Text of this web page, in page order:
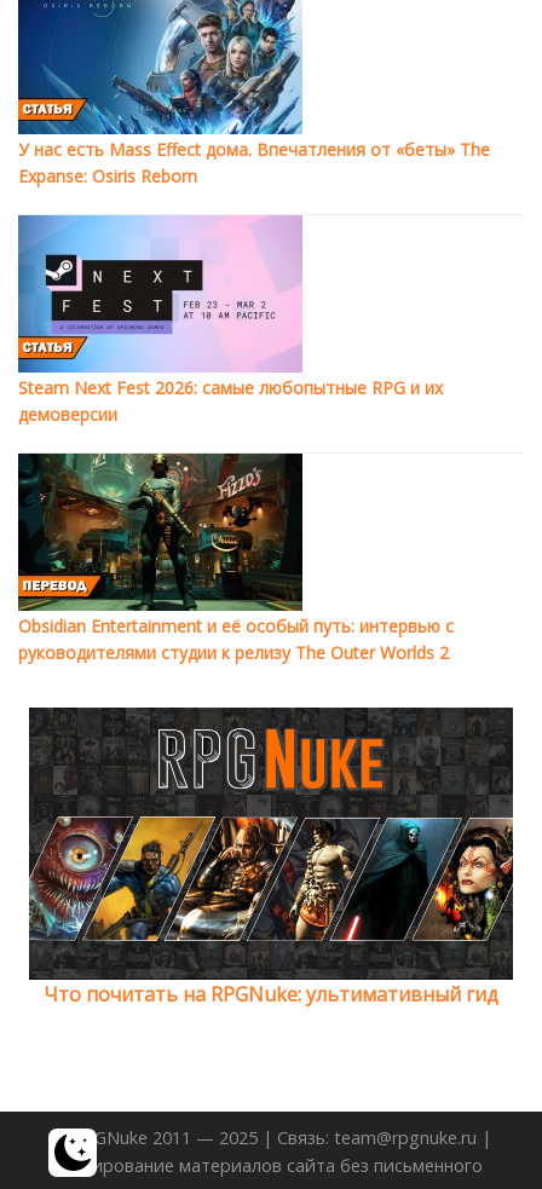
У нас есть Mass Effect дома. Впечатления от «беты» The
Expanse: Osiris Reborn
Steam Next Fest 2026: самые любопытные RPG и их
демоверсии
Obsidian Entertainment и её особый путь: интервью с
руководителями студии к релизу The Outer Worlds 2
Что почитать на RPGNuke: ультимативный гид
© RPGNuke 2011 — 2025 | Связь: team@rpgnuke.ru |
Копирование материалов сайта без письменного